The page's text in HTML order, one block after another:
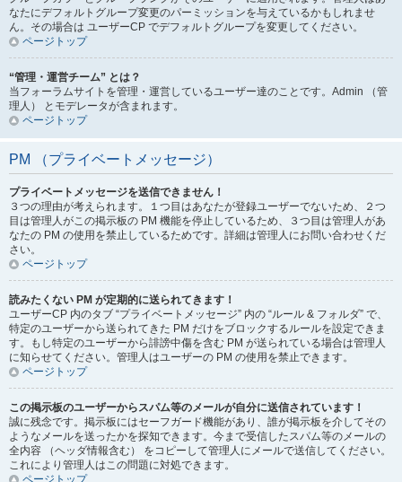
なたにデフォルトグループ変更のパーミッションを与えているかもしれませ
ん。その場合は ユーザーCP でデフォルトグループを変更してください。
ページトップ
“管理・運営チーム” とは？
当フォーラムサイトを管理・運営しているユーザー達のことです。Admin （管
理人） とモデレータが含まれます。
ページトップ
PM （プライベートメッセージ）
プライベートメッセージを送信できません！
３つの理由が考えられます。１つ目はあなたが登録ユーザーでないため、２つ
目は管理人がこの掲示板の PM 機能を停止しているため、３つ目は管理人があ
なたの PM の使用を禁止しているためです。詳細は管理人にお問い合わせくだ
さい。
ページトップ
読みたくない PM が定期的に送られてきます！
ユーザーCP 内のタブ “プライベートメッセージ” 内の “ルール & フォルダ” で、
特定のユーザーから送られてきた PM だけをブロックするルールを設定できま
す。もし特定のユーザーから誹謗中傷を含む PM が送られている場合は管理人
に知らせてください。管理人はユーザーの PM の使用を禁止できます。
ページトップ
この掲示板のユーザーからスパム等のメールが自分に送信されています！
誠に残念です。掲示板にはセーフガード機能があり、誰が掲示板を介してその
ようなメールを送ったかを探知できます。今まで受信したスパム等のメールの
全内容 （ヘッダ情報含む） をコピーして管理人にメールで送信してください。
これにより管理人はこの問題に対処できます。
ページトップ